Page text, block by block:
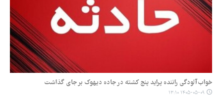
خواب‌آلودگی راننده پراید پنج کشته در جاده دیهوک بر جای گذاشت
۱۴۰۵-۰۵-۰۹ ۱۳:۱۰